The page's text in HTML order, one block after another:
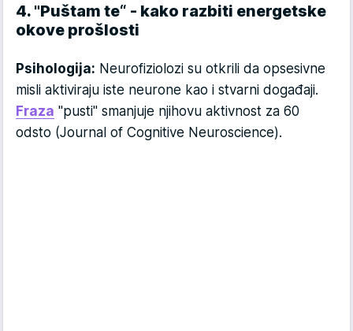
4. "Puštam te“ - kako razbiti energetske
okove prošlosti
Psihologija: Neurofiziolozi su otkrili da opsesivne
misli aktiviraju iste neurone kao i stvarni događaji.
Fraza "pusti" smanjuje njihovu aktivnost za 60
odsto (Journal of Cognitive Neuroscience).